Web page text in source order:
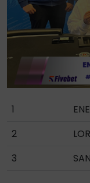
1
2
3